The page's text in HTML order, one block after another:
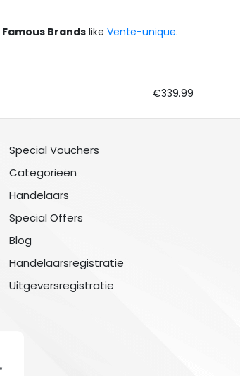
Famous Brands like Vente-unique.
€339.99
Special Vouchers
Categorieën
Handelaars
Special Offers
Blog
Handelaarsregistratie
Uitgeversregistratie